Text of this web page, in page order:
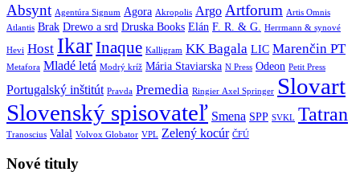
Absynt Agentúra Signum Agora Akropolis Argo Artforum Artis Omnis
Atlantis Brak Drewo a srd Druska Books Elán F. R. & G. Herrmann & synové
Hevi Host IkarInaque Kalligram KK Bagala LIC Marenčin PT
Metafora Mladé letá Modrý kríž Mária Staviarska N Press Odeon Petit Press
Portugalský inštitút Pravda Premedia Ringier Axel Springer Slovart
Slovenský spisovateľ Smena SPP SVKL Tatran
Tranoscius Valal Volvox Globator VPL Zelený kocúr ČFÚ
Nové tituly